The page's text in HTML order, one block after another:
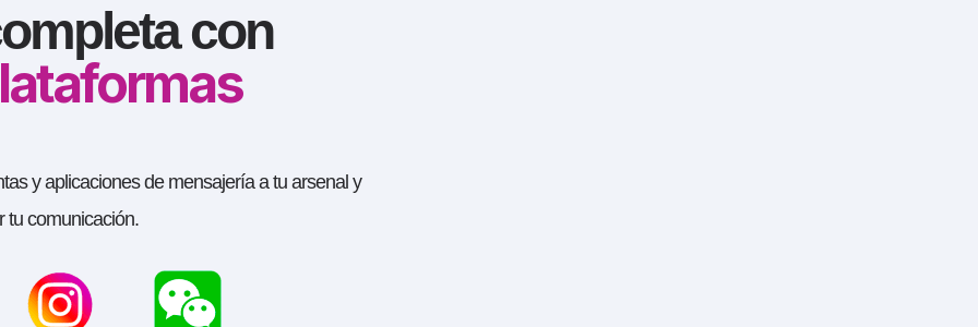
con
y aplicaciones de mensajería a tu arsenal y
tu comunicación.